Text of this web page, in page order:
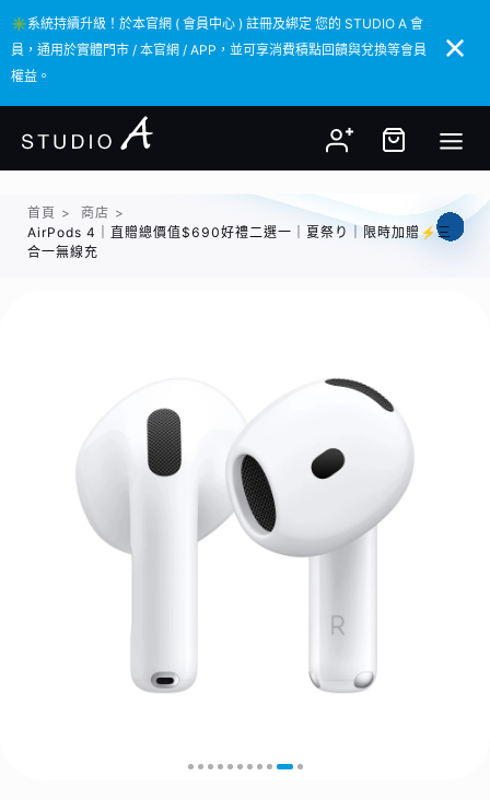
✳️系統持續升級！於本官網 ( 會員中心 ) 註冊及綁定 您的 STUDIO A 會
員，通用於實體門市 / 本官網 / APP，並可享消費積點回饋與兌換等會員
權益。
✳️系統持續升級！於本官網 ( 會員中心 ) 註冊及綁定 您的 STUDIO A 會
員，通用於實體門市 / 本官網 / APP，並可享消費積點回饋與兌換等會員
權益。
首頁 > 商店 >
AirPods 4｜直贈總價值$690好禮二選一｜夏祭り｜限時加贈⚡️三
合一無線充